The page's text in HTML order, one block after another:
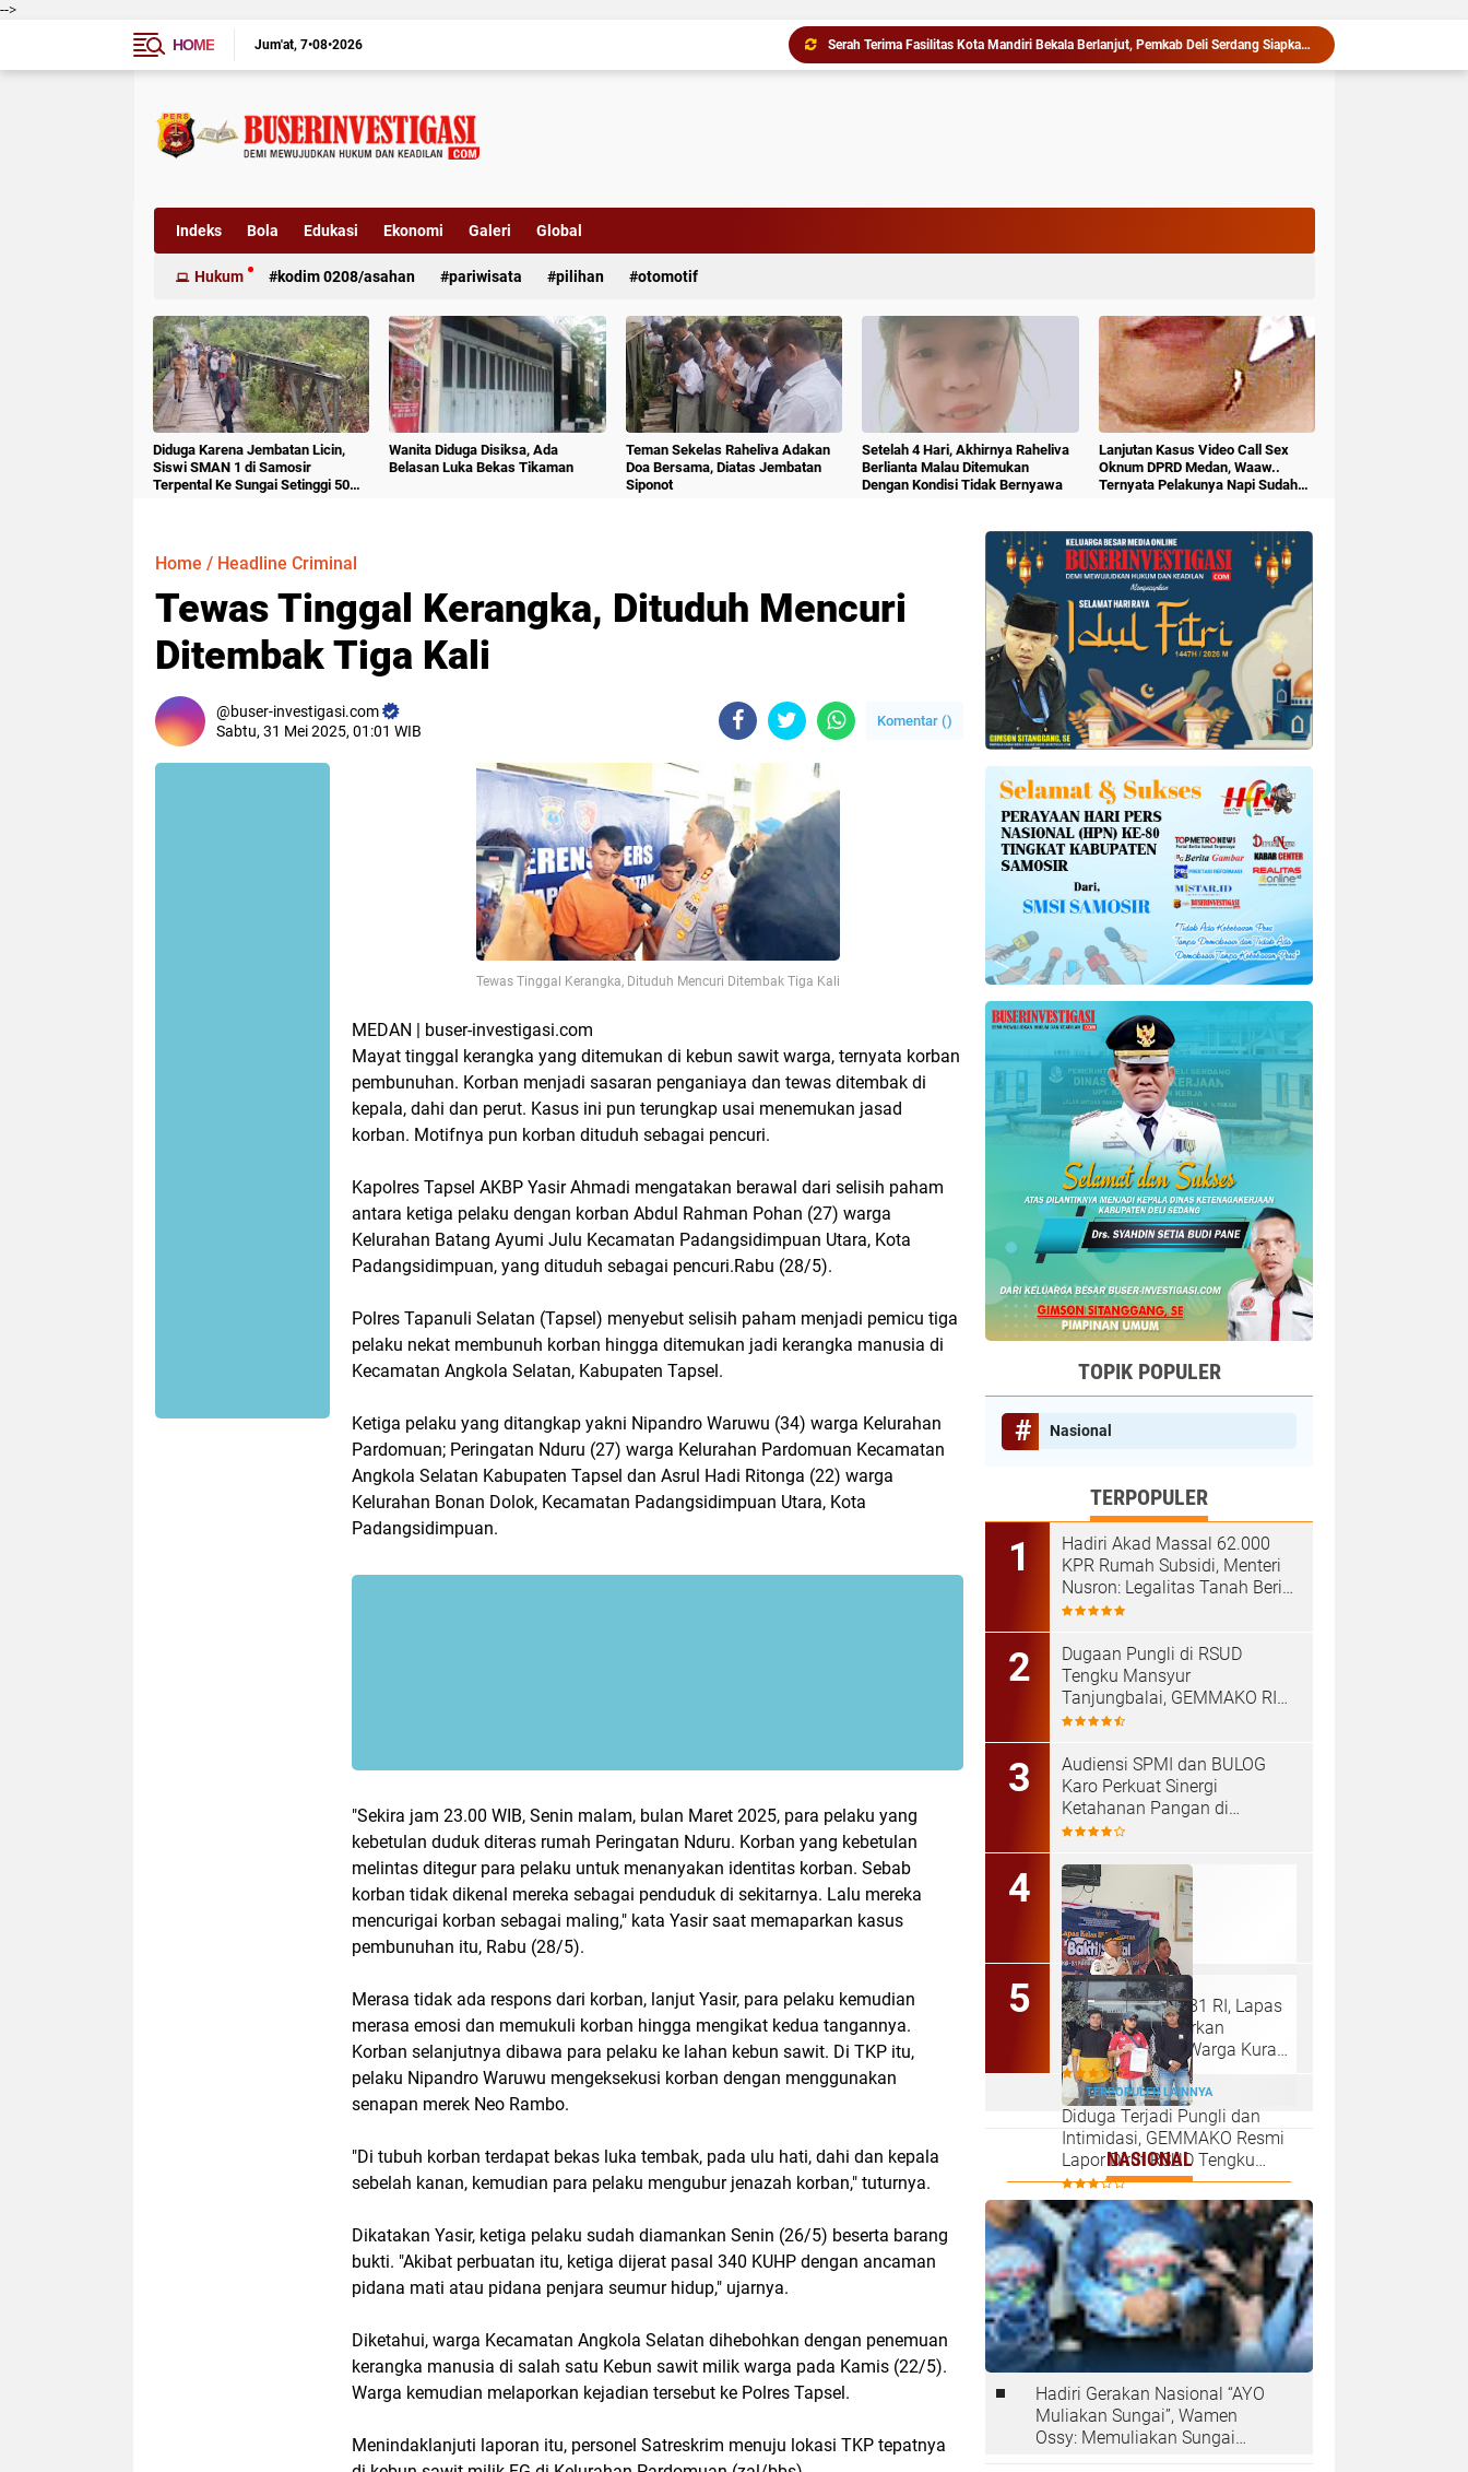
-->
HOME
Jum'at 7•08•2026
Asri Ludin Tambunan Pastikan Peserta Jambore Nasional Deli Serdang Berangkat Tanpa Beban Biaya
1,2 Kg Sabu Dimusnahkan Polresta Deli Serdang, Tiga Tersangka Gagal Edarkan Ribuan Dosis Narkoba".
Pemkab Deli Serdang Pertemukan PT Indofarm dan Petani Ikan, Sengketa Berakhir Damai
Indeks Bola Edukasi Ekonomi Galeri Global
Hukum kodim 0208/asahan pariwisata pilihan otomotif
Diduga Karena Jembatan Licin,
Siswi SMAN 1 di Samosir
Terpental Ke Sungai Setinggi 50
Wanita Diduga Disiksa, Ada
Belasan Luka Bekas Tikaman
Teman Sekelas Raheliva Adakan
Doa Bersama, Diatas Jembatan
Siponot
Setelah 4 Hari, Akhirnya Raheliva
Berlianta Malau Ditemukan
Dengan Kondisi Tidak Bernyawa
Lanjutan Kasus Video Call Sex
Oknum DPRD Medan, Waaw..
Ternyata Pelakunya Napi Sudah
Home / Headline Criminal
Tewas Tinggal Kerangka, Dituduh Mencuri
Ditembak Tiga Kali
buser-investigasi.com
Sabtu, 31 Mei 2025, 01:01 WIB
Komentar ()
Tewas Tinggal Kerangka, Dituduh Mencuri Ditembak Tiga Kali
MEDAN | buser-investigasi.com
Mayat tinggal kerangka yang ditemukan di kebun sawit warga, ternyata korban
pembunuhan. Korban menjadi sasaran penganiaya dan tewas ditembak di
kepala, dahi dan perut. Kasus ini pun terungkap usai menemukan jasad
korban. Motifnya pun korban dituduh sebagai pencuri.
Kapolres Tapsel AKBP Yasir Ahmadi mengatakan berawal dari selisih paham
antara ketiga pelaku dengan korban Abdul Rahman Pohan (27) warga
Kelurahan Batang Ayumi Julu Kecamatan Padangsidimpuan Utara, Kota
Padangsidimpuan, yang dituduh sebagai pencuri.Rabu (28/5).
Polres Tapanuli Selatan (Tapsel) menyebut selisih paham menjadi pemicu tiga
pelaku nekat membunuh korban hingga ditemukan jadi kerangka manusia di
Kecamatan Angkola Selatan, Kabupaten Tapsel.
Ketiga pelaku yang ditangkap yakni Nipandro Waruwu (34) warga Kelurahan
Pardomuan; Peringatan Nduru (27) warga Kelurahan Pardomuan Kecamatan
Angkola Selatan Kabupaten Tapsel dan Asrul Hadi Ritonga (22) warga
Kelurahan Bonan Dolok, Kecamatan Padangsidimpuan Utara, Kota
Padangsidimpuan.
"Sekira jam 23.00 WIB, Senin malam, bulan Maret 2025, para pelaku yang
kebetulan duduk diteras rumah Peringatan Nduru. Korban yang kebetulan
melintas ditegur para pelaku untuk menanyakan identitas korban. Sebab
korban tidak dikenal mereka sebagai penduduk di sekitarnya. Lalu mereka
mencurigai korban sebagai maling," kata Yasir saat memaparkan kasus
pembunuhan itu, Rabu (28/5).
Merasa tidak ada respons dari korban, lanjut Yasir, para pelaku kemudian
merasa emosi dan memukuli korban hingga mengikat kedua tangannya.
Korban selanjutnya dibawa para pelaku ke lahan kebun sawit. Di TKP itu,
pelaku Nipandro Waruwu mengeksekusi korban dengan menggunakan
senapan merek Neo Rambo.
"Di tubuh korban terdapat bekas luka tembak, pada ulu hati, dahi dan kepala
sebelah kanan, kemudian para pelaku mengubur jenazah korban," tuturnya.
Dikatakan Yasir, ketiga pelaku sudah diamankan Senin (26/5) beserta barang
bukti. "Akibat perbuatan itu, ketiga dijerat pasal 340 KUHP dengan ancaman
pidana mati atau pidana penjara seumur hidup," ujarnya.
Diketahui, warga Kecamatan Angkola Selatan dihebohkan dengan penemuan
kerangka manusia di salah satu Kebun sawit milik warga pada Kamis (22/5).
Warga kemudian melaporkan kejadian tersebut ke Polres Tapsel.
Menindaklanjuti laporan itu, personel Satreskrim menuju lokasi TKP tepatnya
TOPIK POPULER
Nasional
TERPOPULER
Hadiri Akad Massal 62.000
KPR Rumah Subsidi, Menteri
Nusron: Legalitas Tanah Beri
Kepastian bagi Masyarakat
Dugaan Pungli di RSUD
Tengku Mansyur
Tanjungbalai, GEMMAKO RI
Minta Penegak Hukum Usut
Audiensi SPMI dan BULOG
Karo Perkuat Sinergi
Ketahanan Pangan di
Kabanjahe
Sambut HUT ke-81 RI, Lapas
Pangururan Salurkan
Sembako untuk Warga Kurang
Mampu di Ronggurnihuta
Diduga Terjadi Pungli dan
Intimidasi, GEMMAKO Resmi
Lapor Dirut RSUD Tengku
Mansyur ke Kejaksaan
Tanjungbalai
TERPOPULER LAINNYA
NASIONAL
Hadiri Gerakan Nasional “AYO
Muliakan Sungai”, Wamen
Ossy: Memuliakan Sungai